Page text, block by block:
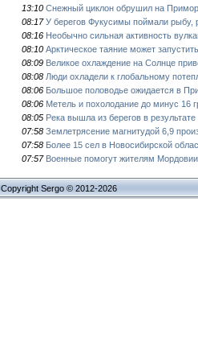
13:10 Снежный циклон обрушил на
08:17 У берегов Фукусимы поймали рыбу,
08:16 Необычно сильная активность
08:10 Арктическое таяние может
08:09 Великое охлаждение на Солнце
08:08 Люди охладели к глобальному
08:06 Большое половодье ожидается в
08:06 Метель и похолодание до минус 16
08:05 Река вышла из берегов в
07:58 Землетрясение магнитудой 6,9
07:58 Более 15 сел в Новосибирской
07:57 Военные помогут жителям
Copyright Sergo © 2012-2026